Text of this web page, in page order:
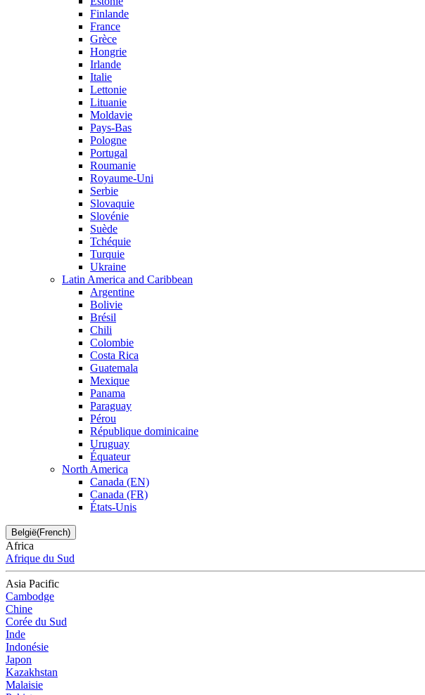
Finlande
France
Grèce
Hongrie
Irlande
Italie
Lettonie
Lituanie
Moldavie
Pays-Bas
Pologne
Portugal
Roumanie
Royaume-Uni
Serbie
Slovaquie
Slovénie
Suède
Tchéquie
Turquie
Ukraine
Latin America and Caribbean
Argentine
Bolivie
Brésil
Chili
Colombie
Costa Rica
Guatemala
Mexique
Panama
Paraguay
Pérou
République dominicaine
Uruguay
Équateur
North America
Canada (EN)
Canada (FR)
États-Unis
België(French)
Africa
Afrique du Sud
Asia Pacific
Cambodge
Chine
Corée du Sud
Inde
Indonésie
Japon
Kazakhstan
Malaisie